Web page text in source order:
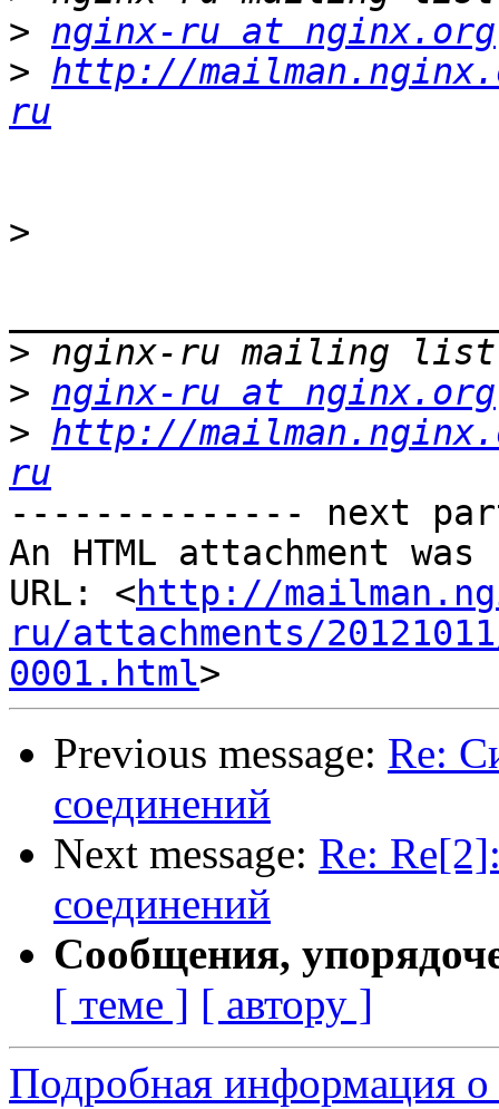
> nginx-ru at nginx.org
> http://
ru
>
>
> nginx-ru at nginx.org
> http://
ru
-------------- next
An HTML attachment
URL: <http://
ru/attachments/
0001.html
Previous message: Re:
соединений
Next message: Re:
соединений
Сообщения,
[ теме ] [ автору ]
Подробная информация